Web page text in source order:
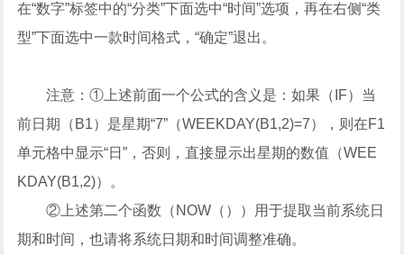
在“数字”标签中的“分类”下面选中“时间”选项，再在右侧“类
型”下面选中一款时间格式，“确定”退出。
注意：①上述前面一个公式的含义是：如果（IF）当
前日期（B1）是星期“7”（WEEKDAY(B1,2)=7），则在F1
单元格中显示“日”，否则，直接显示出星期的数值（WEE
KDAY(B1,2)）。
②上述第二个函数（NOW（））用于提取当前系统日
期和时间，也请将系统日期和时间调整准确。